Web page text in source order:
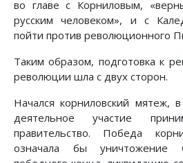
во главе с Корниловым,
русским человеком», и с
пойти против революционного
Таким образом, подготовка к
революции шла с двух сторон.
Начался корниловский мятеж,
деятельное участие
правительство. Победа
означала бы уничтожение